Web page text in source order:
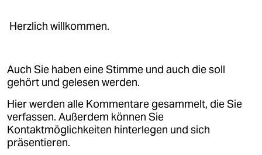
Herzlich willkommen.
Auch Sie haben eine Stimme und auch die soll
gehört und gelesen werden.
Hier werden alle Kommentare gesammelt, die Sie
verfassen. Außerdem können Sie
Kontaktmöglichkeiten hinterlegen und sich
präsentieren.